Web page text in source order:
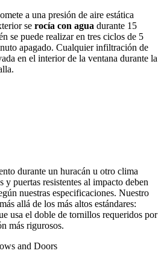
a una presión de aire estática
se rocía con agua durante 15
se puede realizar en tres ciclos de 5
apagado. Cualquier infiltración de
en el interior de la ventana durante la
durante un huracán u otro clima
y puertas resistentes al impacto deben
nuestras especificaciones. Nuestro
allá de los más altos estándares:
usa el doble de tornillos requeridos por
más rigurosos.